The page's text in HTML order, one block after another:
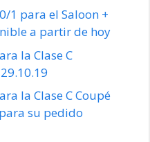
1 para el Saloon +
a partir de hoy
la Clase C
la Clase C Coupé
su pedido